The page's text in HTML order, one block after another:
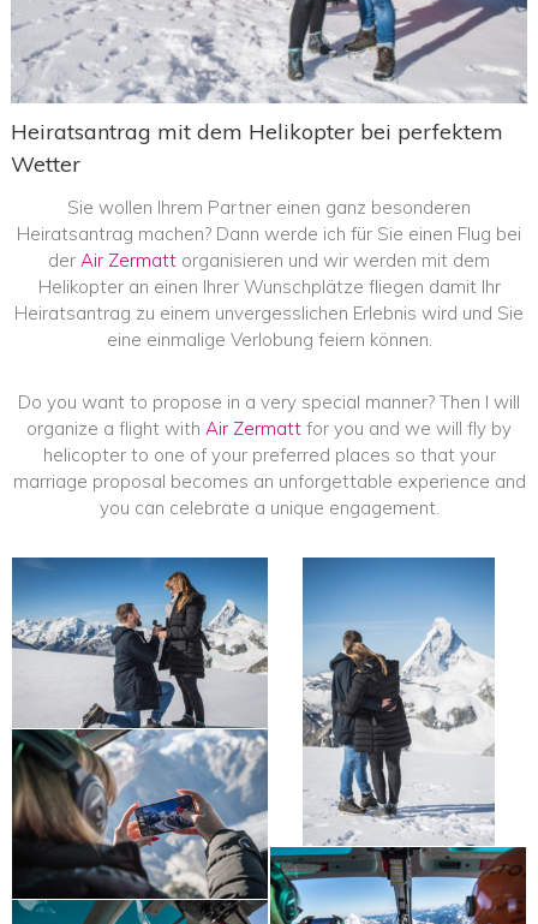
Heiratsantrag mit dem Helikopter bei perfektem
Wetter
Sie wollen Ihrem Partner einen ganz besonderen
Heiratsantrag machen? Dann werde ich für Sie einen Flug bei
der Air Zermatt organisieren und wir werden mit dem
Helikopter an einen Ihrer Wunschplätze fliegen damit Ihr
Heiratsantrag zu einem unvergesslichen Erlebnis wird und Sie
eine einmalige Verlobung feiern können.
Do you want to propose in a very special manner? Then I will
organize a flight with Air Zermatt for you and we will fly by
helicopter to one of your preferred places so that your
marriage proposal becomes an unforgettable experience and
you can celebrate a unique engagement.